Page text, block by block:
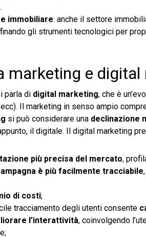
immobiliare: anche il settore
gli strumenti tecnologici per
marketing e
parla di digital marketing, che è
Il marketing in senso ampio
si può considerare una declinazione
il digitale. Il digital marketing
più precisa del mercato,
è più facilmente tracciabile
di costi;
tracciamento degli utenti consente
l’interattività, coinvolgendo